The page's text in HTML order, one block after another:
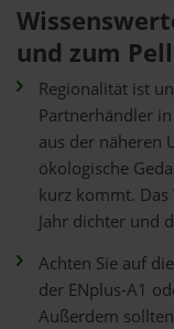
und zum
Regionalität ist
Partnerhändler
aus der näheren
ökologische
kurz kommt. Das
Jahr dichter und
Achten Sie auf
der ENplus-A1
Außerdem